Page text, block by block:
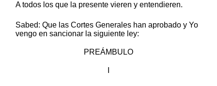
A todos los que la presente vieren y entendieren.
Sabed: Que las Cortes Generales han aprobado y Yo
vengo en sancionar la siguiente ley:
PREÁMBULO